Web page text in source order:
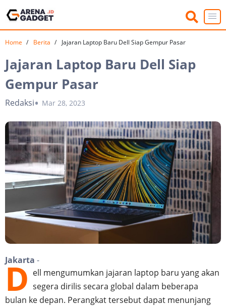
Home Berita Jajaran Laptop Baru Dell Siap Gempur Pasar
Jajaran Laptop Baru Dell Siap
Gempur Pasar
Redaksi Mar 28, 2023
Jakarta -
D ell mengumumkan jajaran laptop baru yang akan
segera dirilis secara global dalam beberapa
bulan ke depan. Perangkat tersebut dapat menunjang